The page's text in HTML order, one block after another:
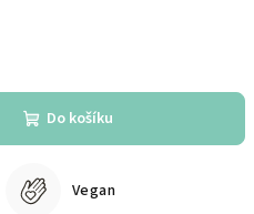
Do košíku
Vegan